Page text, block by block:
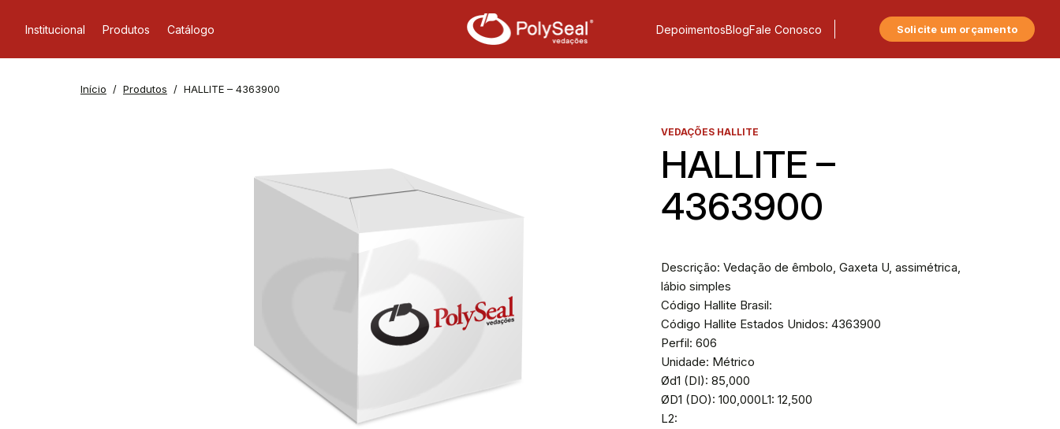
Institucional Produtos Catálogo DepoimentosBlogFale Conosco Solicite um orçamento
Início Produtos HALLITE – 4363900
VEDAÇÕES HALLITE
HALLITE –
4363900
Descrição: Vedação de êmbolo, Gaxeta U, assimétrica,
lábio simples
Código Hallite Brasil:
Código Hallite Estados Unidos: 4363900
Perfil: 606
Unidade: Métrico
Ød1 (DI): 85,000
ØD1 (DO): 100,000L1: 12,500
L2: